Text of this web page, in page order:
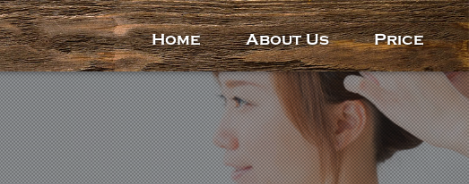
Home About Us Price